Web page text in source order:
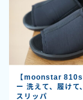
【moonstar 810s
ー 洗えて、履けて
スリッパ